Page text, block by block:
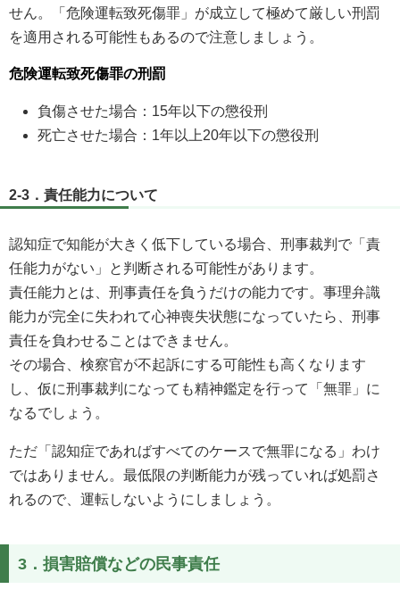
せん。「危険運転致死傷罪」が成立して極めて厳しい刑罰
を適用される可能性もあるので注意しましょう。
危険運転致死傷罪の刑罰
負傷させた場合：15年以下の懲役刑
死亡させた場合：1年以上20年以下の懲役刑
2-3．責任能力について
認知症で知能が大きく低下している場合、刑事裁判で「責
任能力がない」と判断される可能性があります。
責任能力とは、刑事責任を負うだけの能力です。事理弁識
能力が完全に失われて心神喪失状態になっていたら、刑事
責任を負わせることはできません。
その場合、検察官が不起訴にする可能性も高くなります
し、仮に刑事裁判になっても精神鑑定を行って「無罪」に
なるでしょう。
ただ「認知症であればすべてのケースで無罪になる」わけ
ではありません。最低限の判断能力が残っていれば処罰さ
れるので、運転しないようにしましょう。
3．損害賠償などの民事責任